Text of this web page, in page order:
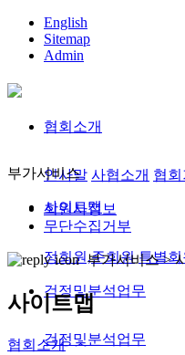
English
Sitemap
Admin
협회소개
인사말 사협소개 협회
회원사정보
정회원,준회원 특별
검정및분석업무
검정및분석업무
부가서비스
사이트맵
무단수집거부
부가서비스 >
사이트맵
협회소개